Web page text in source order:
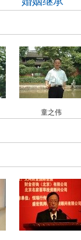
童之伟
姜明安